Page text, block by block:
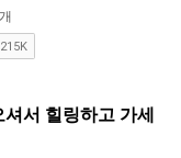
서 힐링하고 가세